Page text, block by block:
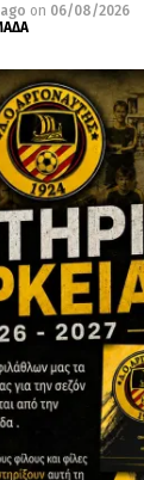
on 06/08/2026